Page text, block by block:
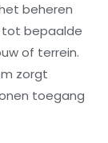
beheren
bepaalde
of terrein.
zorgt
toegang